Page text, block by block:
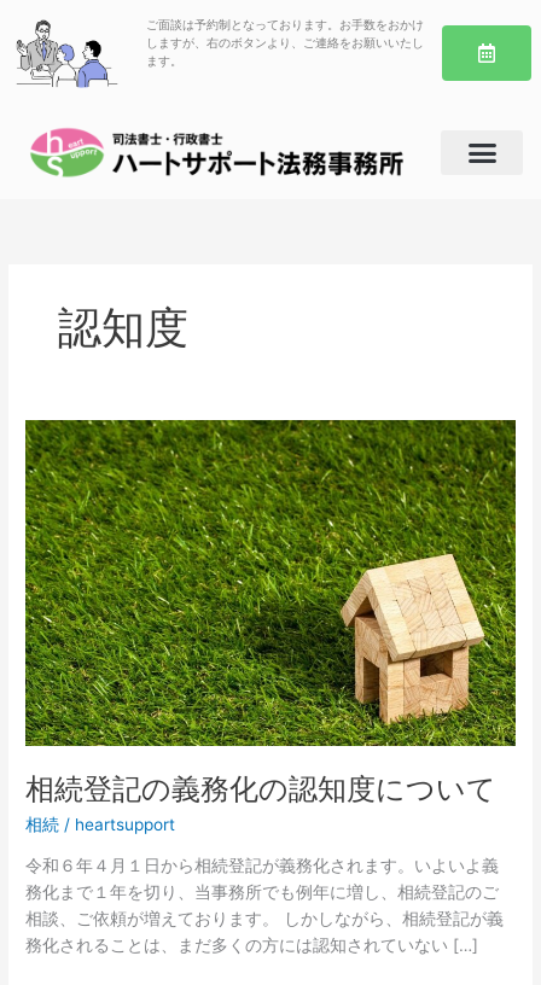
ご面談は予約制となっております。お手数をおかけ
しますが、右のボタンより、ご連絡をお願いいたし
ます。
認知度
相続登記の義務化の認知度について
相続 / heartsupport
令和６年４月１日から相続登記が義務化されます。いよいよ義
務化まで１年を切り、当事務所でも例年に増し、相続登記のご
相談、ご依頼が増えております。 しかしながら、相続登記が義
務化されることは、まだ多くの方には認知されていない […]
相
続
登
記
の
義
務
化
の
認
知
度
に
つ
い
て